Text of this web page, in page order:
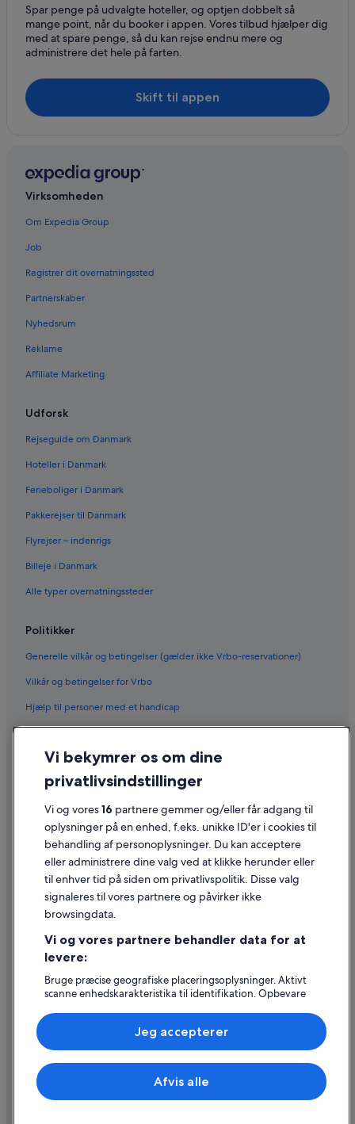
Spar penge på udvalgte hoteller, og optjen dobbelt så
mange point, når du booker i appen. Vores tilbud hjælper dig
med at spare penge, så du kan rejse endnu mere og
administrere det hele på farten.
Skift til appen
Virksomheden
Om Expedia Group
Job
Registrer dit overnatningssted
Partnerskaber
Nyhedsrum
Reklame
Affiliate Marketing
Udforsk
Rejseguide om Danmark
Hoteller i Danmark
Ferieboliger i Danmark
Pakkerejser til Danmark
Flyrejser – indenrigs
Billeje i Danmark
Alle typer overnatningssteder
Politikker
Generelle vilkår og betingelser (gælder ikke Vrbo-reservationer)
Vilkår og betingelser for Vrbo
Hjælp til personer med et handicap
Cookies
Generelle vilkår for brug
Juridiske oplysninger/Kontakt os
Retningslinjer for indhold og indberetning af indhold
Hjælp
Kontakt os
Ændr eller afbestil din reservation
Forløb og behandlingstider for refusion
Book en flyrejse med et tilgodehavende fra et flyselskab
Internationale rejsedokumenter
Expedia, Inc. er ikke ansvarlig for indhold fra eksterne hjemmesider.
© 2026 Expedia, Inc. – en del af Expedia Group. Alle rettigheder
forbeholdes. Expedia og Expedias logo er varemærker eller registrerede
Vi bekymrer os om dine
privatlivsindstillinger
Vi og vores16 partnere gemmer og/eller får adgang til
oplysninger på en enhed, f.eks. unikke ID'er i cookies til
behandling af personoplysninger. Du kan acceptere
eller administrere dine valg ved at klikke herunder eller
til enhver tid på siden om privatlivspolitik. Disse valg
signaleres til vores partnere og påvirker ikke
browsingdata.
Vi og vores partnere behandler data for at
levere:
Bruge præcise geografiske placeringsoplysninger. Aktivt
scanne enhedskarakteristika til identifikation. Opbevare
annoncering og indhold, annoncerings- og
indholdsmåling, målgruppeundersøgelser og udvikling af
tjenester.
Liste over partnere (leverandører)
Afvis alle
Jeg accepterer